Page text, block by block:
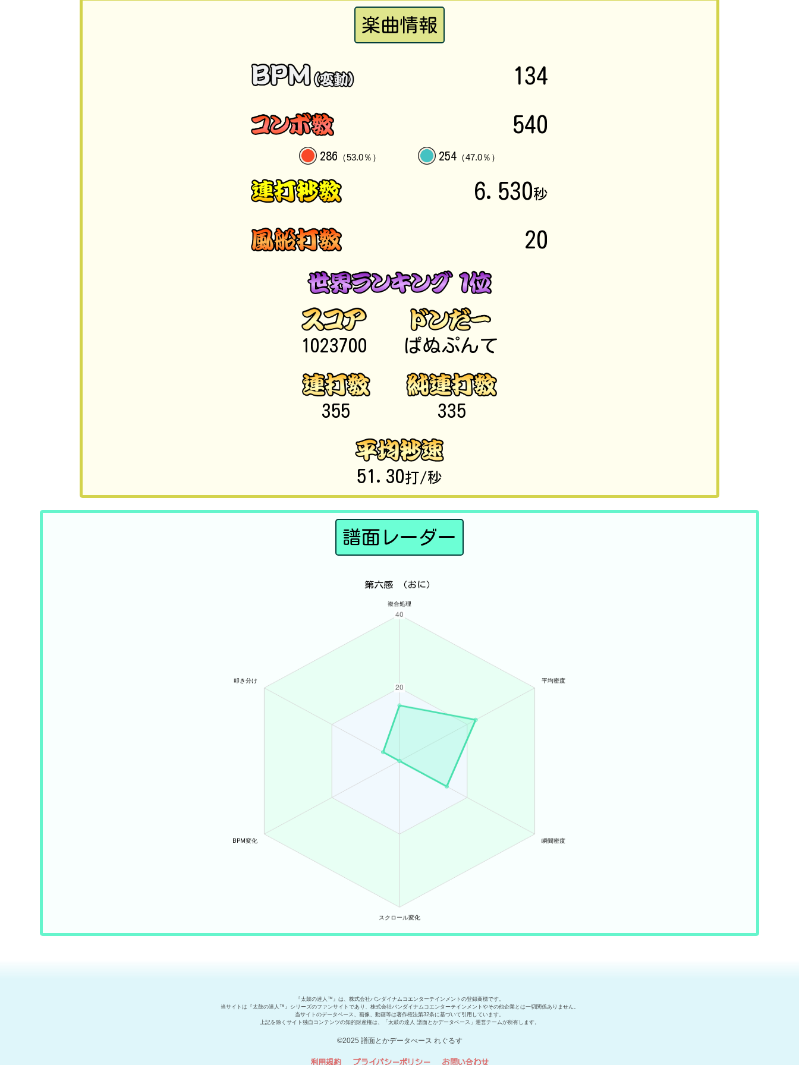
楽曲情報
134
540
286 （53.0％） 254（47.0％）
6.530秒
20
1023700 ぱぬぷんて
355 335
51.30打/秒
譜面レーダー
『太鼓の達人™』は、株式会社バンダイナムコエンターテインメントの登録商標です。
当サイトは『太鼓の達人™』シリーズのファンサイトであり、株式会社バンダイナムコエンターテインメントやその他企業とは一切関係ありません。
当サイトのデータベース、画像、動画等は著作権法第32条に基づいて引用しています。
上記を除くサイト独自コンテンツの知的財産権は、「太鼓の達人 譜面とかデータベース」運営チームが所有します。
©2025 譜面とかデータべース れぐるす
利用規約 プライバシーポリシー お問い合わせ